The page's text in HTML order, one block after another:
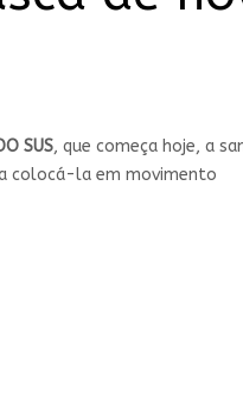
SUS, que começa hoje, a
colocá-la em movimento